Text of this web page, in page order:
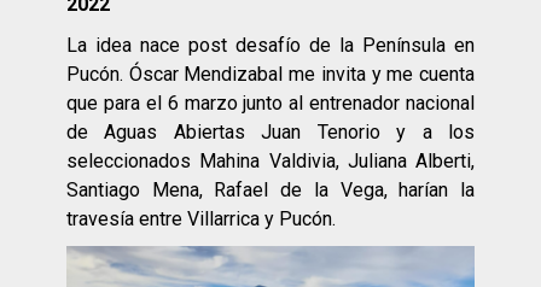
La idea nace post desafío de la Península en
Pucón. Óscar Mendizabal me invita y me cuenta
que para el 6 marzo junto al entrenador nacional
de Aguas Abiertas Juan Tenorio y a los
seleccionados Mahina Valdivia, Juliana Alberti,
Santiago Mena, Rafael de la Vega, harían la
travesía entre Villarrica y Pucón.